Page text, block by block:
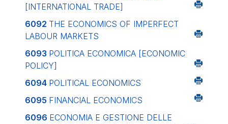
[INTERNATIONAL TRADE]
6092 THE ECONOMICS OF IMPERFECT
LABOUR MARKETS
6093 POLITICA ECONOMICA [ECONOMIC
POLICY]
6094 POLITICAL ECONOMICS
6095 FINANCIAL ECONOMICS
6096 ECONOMIA E GESTIONE DELLE